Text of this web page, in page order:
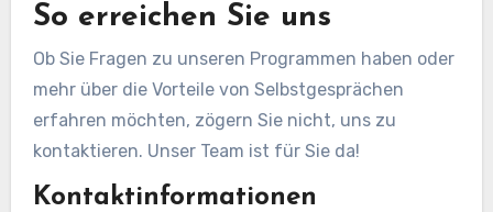
So erreichen Sie uns
Ob Sie Fragen zu unseren Programmen haben oder
mehr über die Vorteile von Selbstgesprächen
erfahren möchten, zögern Sie nicht, uns zu
kontaktieren. Unser Team ist für Sie da!
Kontaktinformationen